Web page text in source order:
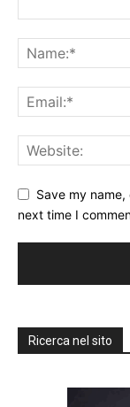
Save my
next time I
Ricerca nel sito